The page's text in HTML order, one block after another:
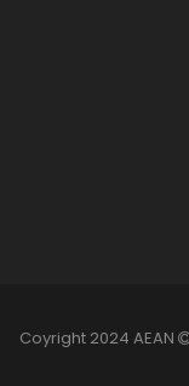
Coyright 2024 AEAN